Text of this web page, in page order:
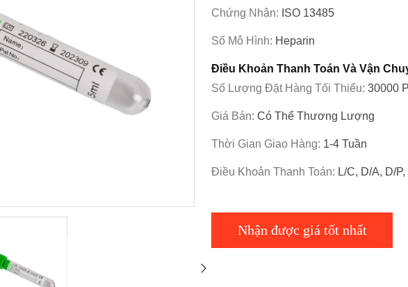
Chứng Nhận: ISO 13485
Số Mô Hình: Heparin
Điều Khoản Thanh Toán Và Vận
Số Lượng Đặt Hàng Tối Thiểu: 30000
Giá Bán: Có Thể Thương Lượng
Thời Gian Giao Hàng: 1-4 Tuần
Điều Khoản Thanh Toán: L/C, D/A, D/
Nhận được giá tốt nhất